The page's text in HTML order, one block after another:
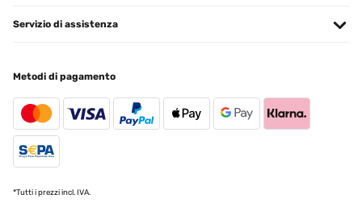
VALUTAZIONE VERIFICATA
18/01/2024
Servizio di assistenza
Metodi di pagamento
*Tutti i prezzi incl. IVA.